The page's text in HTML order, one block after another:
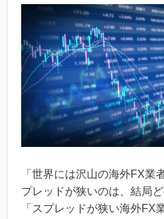
「世界には沢山の海外FX業
プレッドが狭いのは、結局ど
「スプレッドが狭い海外FX